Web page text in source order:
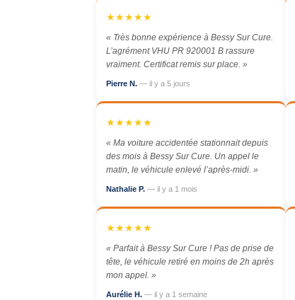
★★★★★
« Très bonne expérience à Bessy Sur Cure.
L’agrément VHU PR 920001 B rassure
vraiment. Certificat remis sur place. »
Pierre N. — il y a 5 jours
★★★★★
« Ma voiture accidentée stationnait depuis
des mois à Bessy Sur Cure. Un appel le
matin, le véhicule enlevé l’après-midi. »
Nathalie P. — il y a 1 mois
★★★★★
« Parfait à Bessy Sur Cure ! Pas de prise de
tête, le véhicule retiré en moins de 2h après
mon appel. »
Aurélie H. — il y a 1 semaine